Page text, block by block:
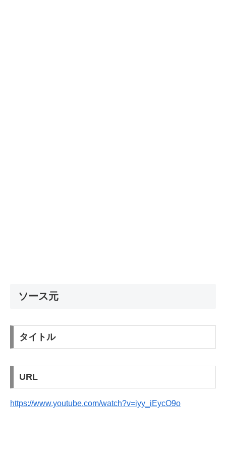
ソース元
タイトル
URL
https://www.youtube.com/watch?v=iyy_iEycO9o